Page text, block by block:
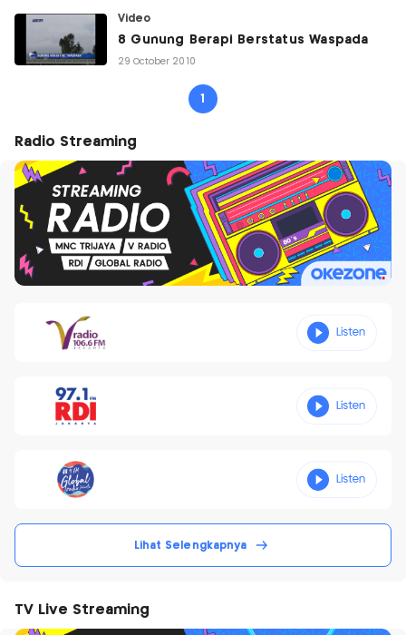
Video
8 Gunung Berapi Berstatus Waspada
29 October 2010
1
Radio Streaming
Lihat Selengkapnya
TV Live Streaming